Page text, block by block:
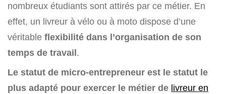
nombreux étudiants sont attirés par ce métier. En
effet, un livreur à vélo ou à moto dispose d’une
véritable flexibilité dans l’organisation de son
temps de travail.
Le statut de micro-entrepreneur est le statut le
plus adapté pour exercer le métier de livreur en